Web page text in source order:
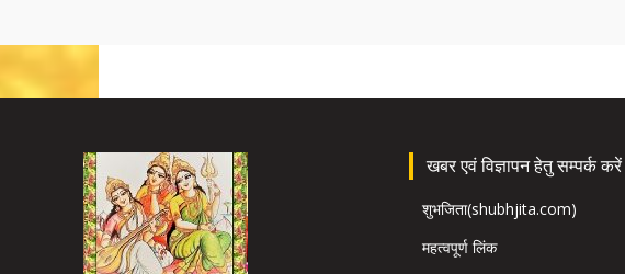
खबर एवं विज्ञापन हेतु सम्पर्क करें
शुभजिता(shubhjita.com)
महत्वपूर्ण लिंक